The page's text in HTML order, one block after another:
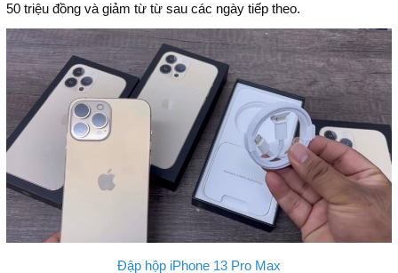
50 triệu đồng và giảm từ từ sau các ngày tiếp theo.
Đập hộp iPhone 13 Pro Max